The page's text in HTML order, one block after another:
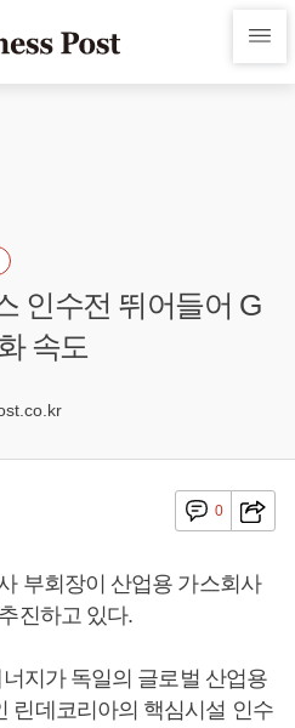
인수전 뛰어들어 G
속도
0
부회장이 산업용 가스회사
진하고 있다.
지가 독일의 글로벌 산업용
린데코리아의 핵심시설 인수